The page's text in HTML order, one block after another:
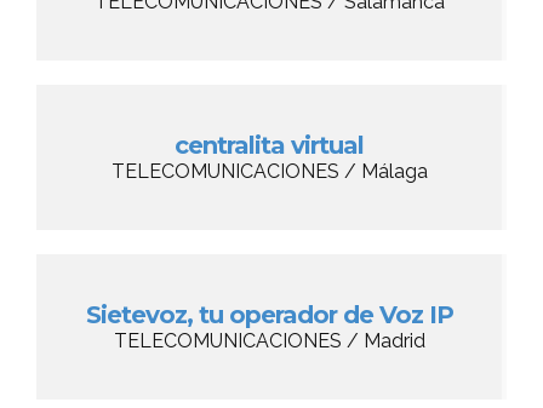
centralita virtual
TELECOMUNICACIONES / Málaga
Sietevoz, tu operador de Voz IP
TELECOMUNICACIONES / Madrid